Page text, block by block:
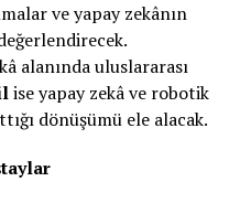
ve yapay zekânın
alanında uluslararası
ise yapay zekâ ve robotik
dönüşümü ele alacak.